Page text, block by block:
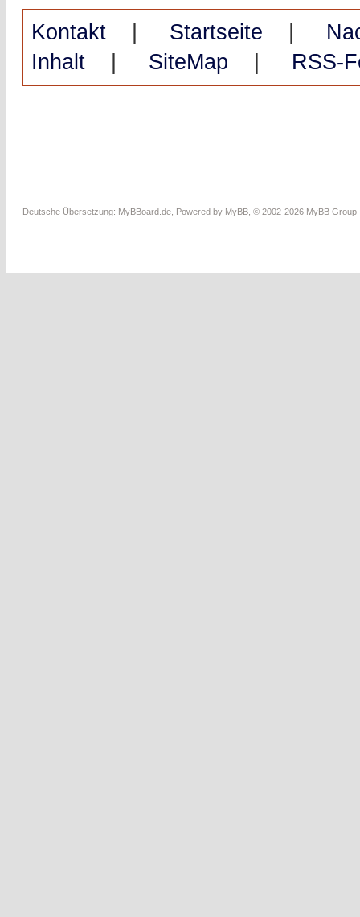
Kontakt Startseite
Inhalt
SiteMap RSS-
Deutsche Übersetzung: MyBBoard.de , Powered by MyBB , © 2002-2026 MyBB Group